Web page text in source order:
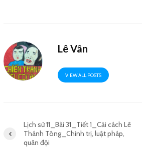
Lê Vân
VIEW ALL POSTS
Lịch sử 11_Bài 31_Tiết 1_Cải cách Lê
Thánh Tông_Chính trị, luật pháp,
quân đội